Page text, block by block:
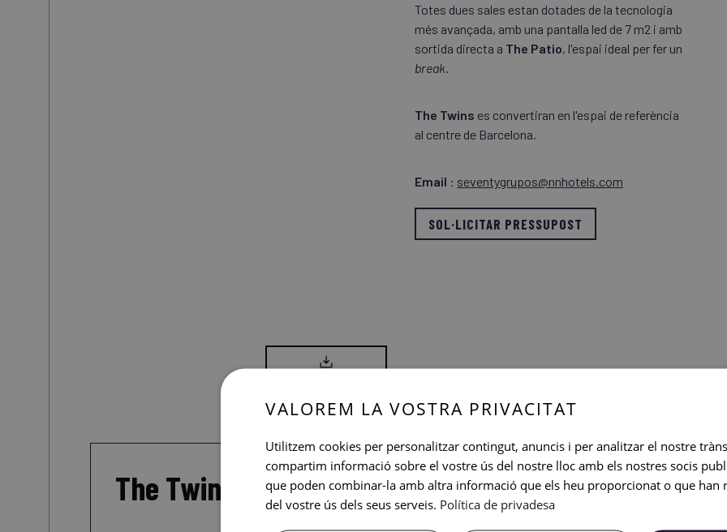
Totes dues sales estan dotades de la tecnologia
més avançada, amb una pantalla led de 7 m2 i amb
sortida directa a The Patio, l'espai ideal per fer un
break.
The Twins es convertiran en l'espai de referència
al centre de Barcelona.
Email : seventygrupos@nnhotels.com
SOL·LICITAR PRESSUPOST
The Twins
VALOREM LA VOSTRA PRIVACITAT
Utilitzem cookies per personalitzar contingut, anuncis i per analitzar el nostre
compartim informació sobre el vostre ús del nostre lloc amb els nostres socis
que poden combinar-la amb altra informació que els heu proporcionat o que han
del vostre ús dels seus serveis. Política de privadesa